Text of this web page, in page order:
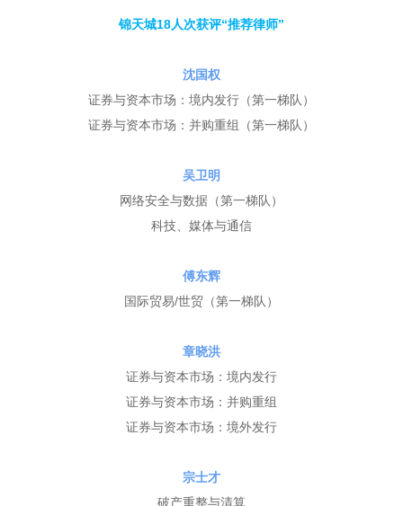
锦天城18人次获评“推荐律师”
沈国权
证券与资本市场：境内发行（第一梯队）
证券与资本市场：并购重组（第一梯队）
吴卫明
网络安全与数据（第一梯队）
科技、媒体与通信
傅东辉
国际贸易/世贸（第一梯队）
章晓洪
证券与资本市场：境内发行
证券与资本市场：并购重组
证券与资本市场：境外发行
宗士才
破产重整与清算